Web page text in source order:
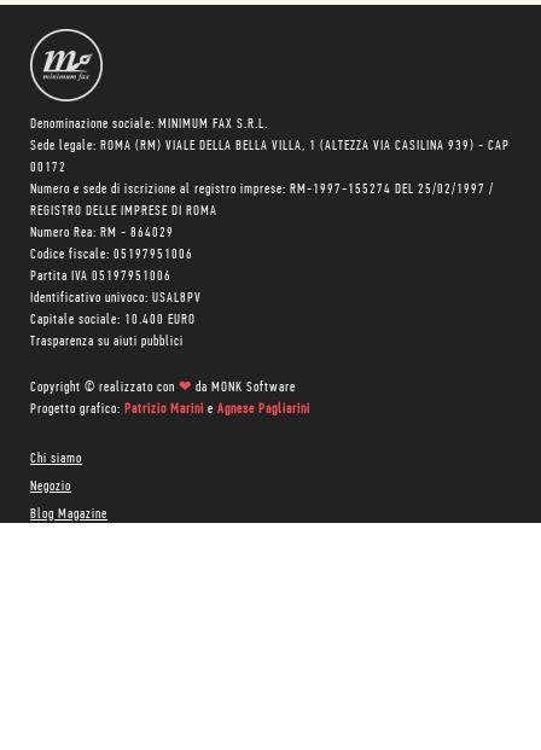
Denominazione sociale: MINIMUM FAX S.R.L.
Sede legale: ROMA (RM) VIALE DELLA BELLA VILLA, 1 (ALTEZZA VIA CASILINA 939) - CAP
00172
Numero e sede di iscrizione al registro imprese: RM-1997-155274 DEL 25/02/1997 /
REGISTRO DELLE IMPRESE DI ROMA
Numero Rea: RM - 864029
Codice fiscale: 05197951006
Partita IVA 05197951006
Identificativo univoco: USAL8PV
Capitale sociale: 10.400 EURO
Trasparenza su aiuti pubblici
Copyright © realizzato con ❤ da MONK Software
Progetto grafico: Patrizio Marini e Agnese Pagliarini
Chi siamo
Negozio
Blog Magazine